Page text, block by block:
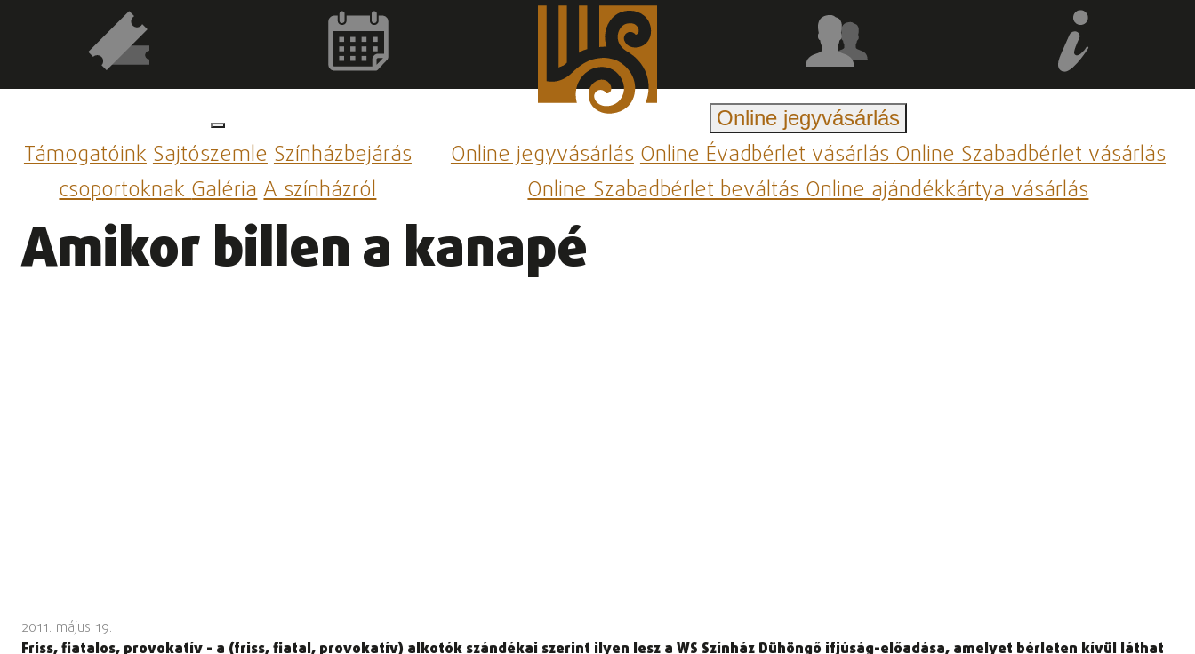
TámogatóinkSajtószemleSzínházbejárás
csoportoknakGalériaA színházról
Online jegyvásárlás
Online jegyvásárlásOnline Évadbérlet vásárlásOnline Szabadbérlet vásárlás
Online Szabadbérlet beváltásOnline ajándékkártya vásárlás
Amikor billen a kanapé
2011. május 19.
Friss, fiatalos, provokatív - a (friss, fiatal, provokatív) alkotók szándékai szerint ilyen lesz a WS Színház Dühöngő ifjúság-előadása, amelyet bérleten kívül láthat